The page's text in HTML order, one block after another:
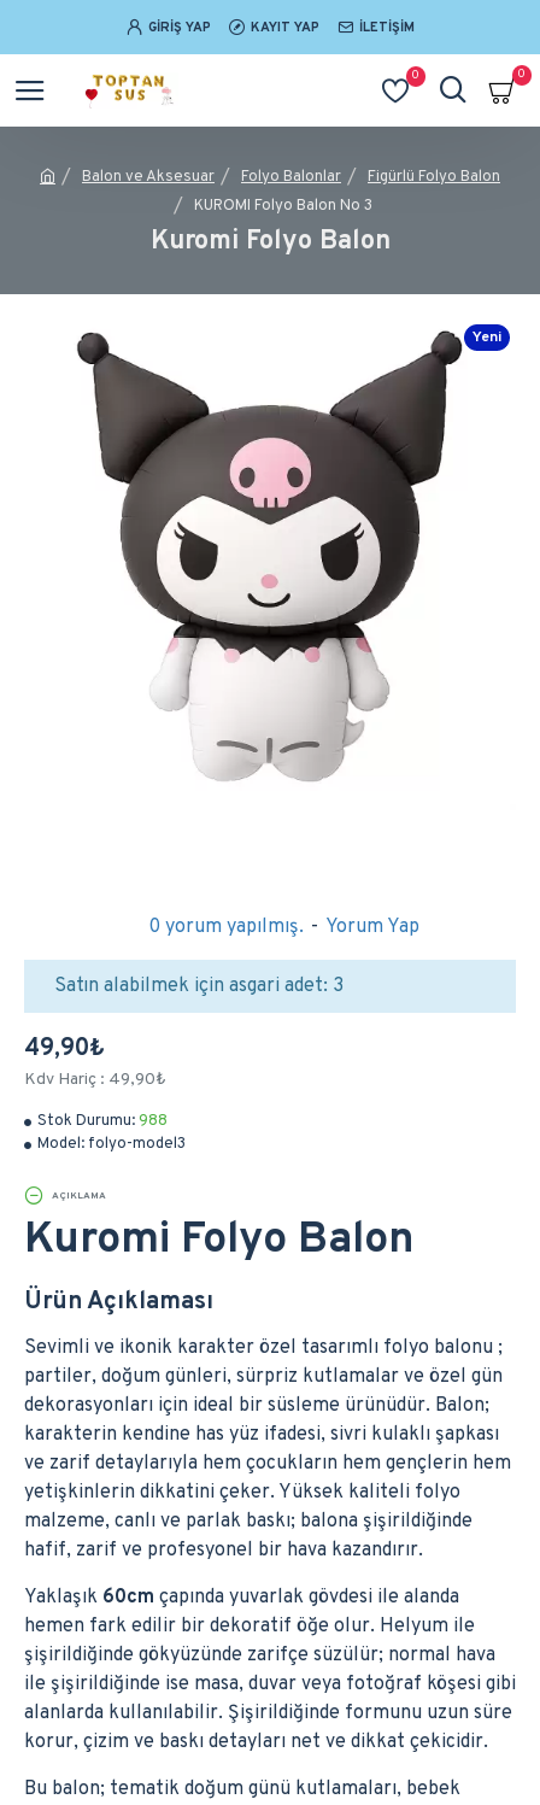
GIRIŞ YAP KAYIT YAP İLETIŞIM
0 0
Balon ve Aksesuar Folyo Balonlar
Figürlü Folyo Balon
KUROMI Folyo Balon No 3
Kuromi Folyo Balon
Yeni
Stok Durumu: 988
Model: folyo-model3
0 yorum yapılmış. - Yorum Yap
49,90₺
Kdv Hariç : 49,90₺
Satın alabilmek için asgari adet: 3
AÇIKLAMA
Kuromi Folyo Balon
Ürün Açıklaması
Sevimli ve ikonik karakter özel tasarımlı folyo balonu ;
partiler, doğum günleri, sürpriz kutlamalar ve özel gün
dekorasyonları için ideal bir süsleme ürünüdür. Balon;
karakterin kendine has yüz ifadesi, sivri kulaklı şapkası
ve zarif detaylarıyla hem çocukların hem gençlerin hem
yetişkinlerin dikkatini çeker. Yüksek kaliteli folyo
malzeme, canlı ve parlak baskı; balona şişirildiğinde
hafif, zarif ve profesyonel bir hava kazandırır.
Yaklaşık 60cm çapında yuvarlak gövdesi ile alanda
hemen fark edilir bir dekoratif öğe olur. Helyum ile
şişirildiğinde gökyüzünde zarifçe süzülür; normal hava
ile şişirildiğinde ise masa, duvar veya fotoğraf köşesi gibi
alanlarda kullanılabilir. Şişirildiğinde formunu uzun süre
korur, çizim ve baskı detayları net ve dikkat çekicidir.
Bu balon; tematik doğum günü kutlamaları, bebek